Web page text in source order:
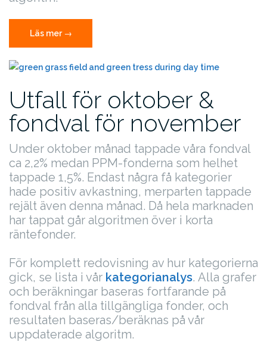
Läs mer”Fondval
för
→
Utfall för oktober &
fondval för november
Under oktober månad tappade våra fondval
ca 2,2% medan PPM-fonderna som helhet
tappade 1,5%. Endast några få kategorier
hade positiv avkastning, merparten tappade
rejält även denna månad. Då hela marknaden
har tappat går algoritmen över i korta
räntefonder.
För komplett redovisning av hur kategorierna
gick, se lista i vår kategorianalys. Alla grafer
och beräkningar baseras fortfarande på
fondval från alla tillgängliga fonder, och
resultaten baseras/beräknas på vår
uppdaterade algoritm.